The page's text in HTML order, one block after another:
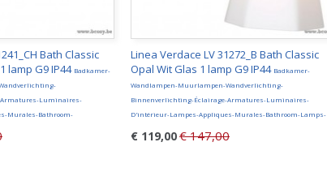
Bath Classic
lamp G9 IP44 Badkamer-
Luminaires-
Murales-Bathroom-
Linea Verdace LV 31272_B Bath Classic
Opal Wit Glas 1 lamp G9 IP44 Badkamer-
Wandlampen-Muurlampen-Wandverlichting-
Binnenverlichting-Éclairage-Armatures-Luminaires-
D'intérieur-Lampes-Appliques-Murales-Bathroom-Lamps-
€ 119,00€ 147,00